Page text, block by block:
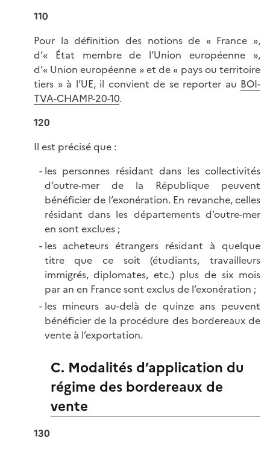
110
Pour la définition des notions de « France »,
d’« État membre de l’Union européenne »,
d’« Union européenne » et de « pays ou territoire
tiers » à l’UE, il convient de se reporter au BOI-
TVA-CHAMP-20-10.
120
Il est précisé que :
les personnes résidant dans les collectivités
d’outre-mer de la République peuvent
bénéficier de l’exonération. En revanche, celles
résidant dans les départements d’outre-mer
en sont exclues ;
les acheteurs étrangers résidant à quelque
titre que ce soit (étudiants, travailleurs
immigrés, diplomates, etc.) plus de six mois
par an en France sont exclus de l’exonération ;
les mineurs au-delà de quinze ans peuvent
bénéficier de la procédure des bordereaux de
vente à l’exportation.
C. Modalités d’application du
régime des bordereaux de
vente
130